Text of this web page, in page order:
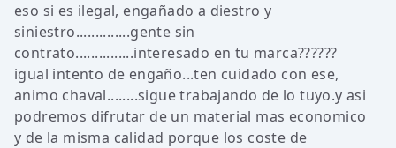
eso si es ilegal, engañado a diestro y
siniestro..............gente sin
contrato...............interesado en tu marca??????
igual intento de engaño...ten cuidado con ese,
animo chaval........sigue trabajando de lo tuyo.y asi
podremos difrutar de un material mas economico
y de la misma calidad porque los coste de